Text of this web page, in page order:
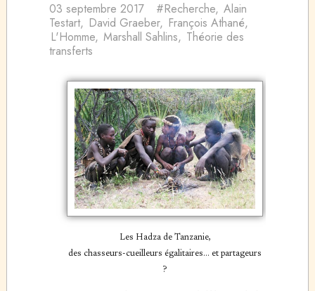
03 septembre 2017 #Recherche, Alain
Testart, David Graeber, François Athané,
L'Homme, Marshall Sahlins, Théorie des
transferts
Les Hadza de Tanzanie,
des chasseurs-cueilleurs égalitaires... et partageurs
?